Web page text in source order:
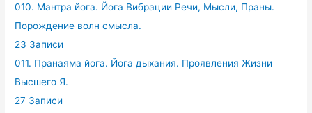
010. Мантра йога. Йога Вибрации Речи, Мысли, Праны.
Порождение волн смысла.
23 Записи
011. Пранаяма йога. Йога дыхания. Проявления Жизни
Высшего Я.
27 Записи